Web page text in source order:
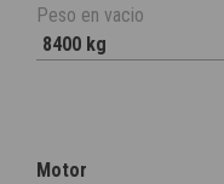
Peso en vacio
8400 kg
Motor